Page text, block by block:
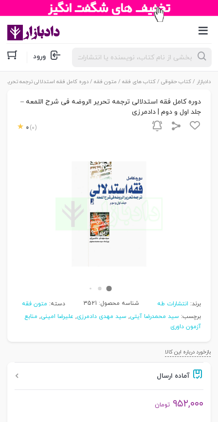
جستجوی
محصولات ورود
دادبازار /کتاب حقوقی /کتاب های فقه / متون فقه / دوره کامل فقه استدلالی ترجمه تحریر
دوره کامل فقه استدلالی ترجمه تحریر الروضه فی شرح اللمعه –
جلد اول و دوم | دادمرزی
0 (0)
برند: انتشارات طه شناسه محصول: 3521 دسته: متون فقه
برچسب: سید محمدرضا آیتی, سید مهدی دادمرزی, علیرضا امینی, منابع
آزمون داوری
بازخورد درباره این کالا
آماده ارسال
۹۵۲,۰۰۰ تومان